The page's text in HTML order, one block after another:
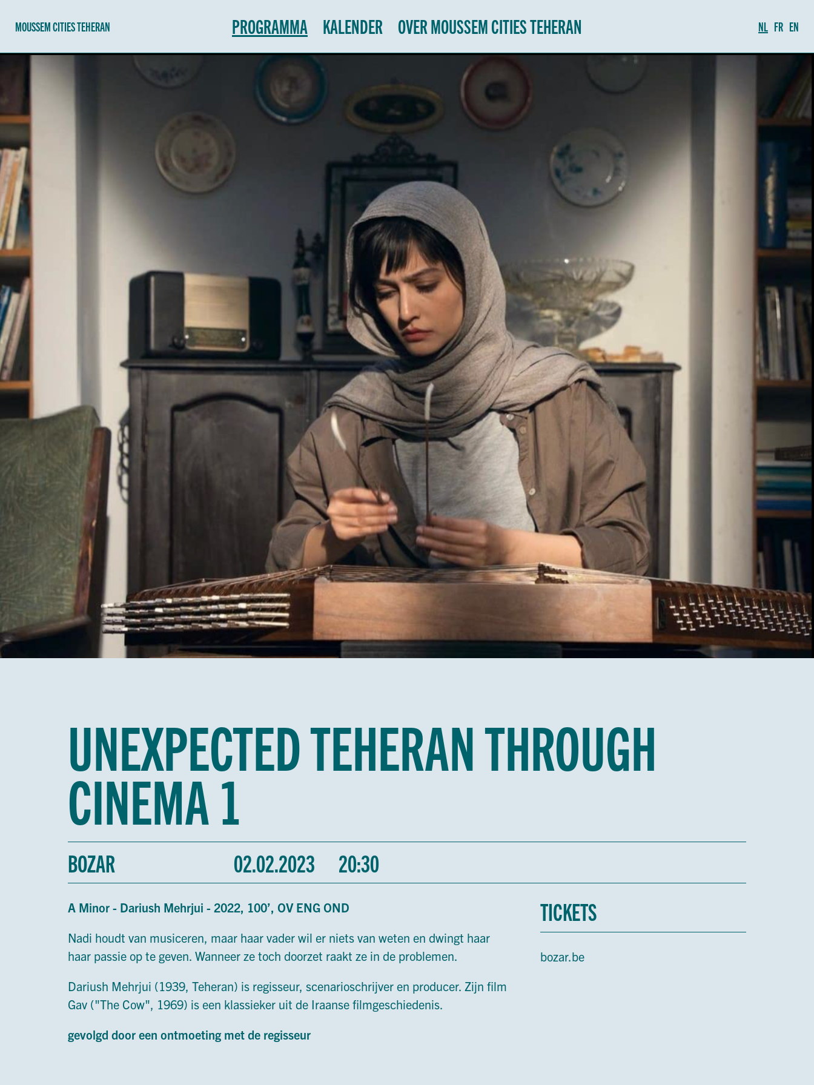
MOUSSEM CITIES TEHERAN PROGRAMMA KALENDER OVER MOUSSEM CITIES TEHERAN NL FR EN
UNEXPECTED TEHERAN THROUGH
CINEMA 1
BOZAR 02.02.2023 20:30
A Minor - Dariush Mehrjui - 2022, 100’, OV ENG OND
Nadi houdt van musiceren, maar haar vader wil er niets van weten en dwingt haar
haar passie op te geven. Wanneer ze toch doorzet raakt ze in de problemen.
Dariush Mehrjui (1939, Teheran) is regisseur, scenarioschrijver en producer. Zijn film
Gav ("The Cow", 1969) is een klassieker uit de Iraanse filmgeschiedenis.
gevolgd door een ontmoeting met de regisseur
TICKETS
bozar.be